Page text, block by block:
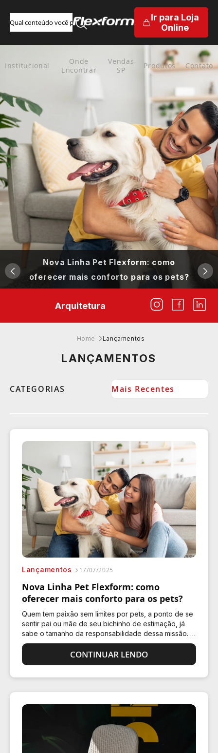
Ir para Loja
Online
Institucional
Onde
Encontrar
Vendas
SP
Produtos Contato
Nova Linha Pet Flexform: como
oferecer mais conforto para os pets?
17 de julho de 2025
Arquitetura
Home Lançamentos
LANÇAMENTOS
Lançamentos 17/07/2025
Nova Linha Pet Flexform: como
oferecer mais conforto para os pets?
Quem tem paixão sem limites por pets, a ponto de se
sentir pai ou mãe de seu bichinho de estimação, já
sabe o tamanho da responsabilidade dessa missão. E
levar conforto, com uma linha pet impecável,…
CONTINUAR LENDO